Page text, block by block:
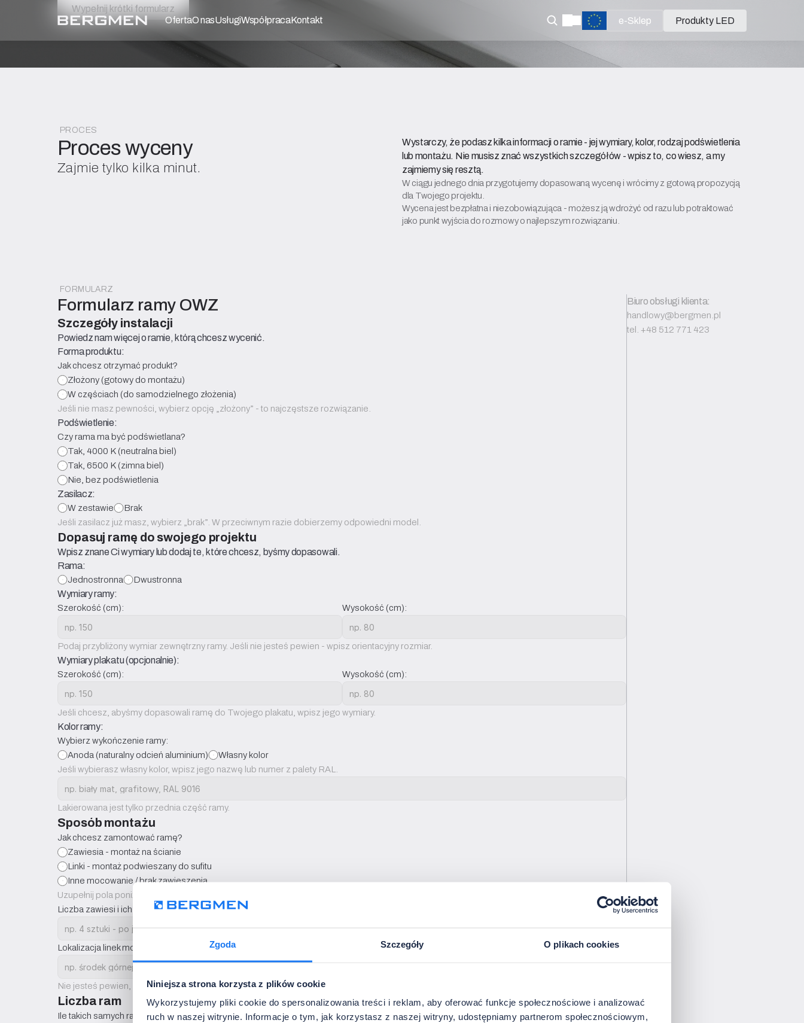
Zgoda Szczegóły O plikach cookies
Niniejsza strona korzysta z plików cookie
Wykorzystujemy pliki cookie do spersonalizowania treści i reklam, aby oferować funkcje społecznościowe i analizować
ruch w naszej witrynie. Informacje o tym, jak korzystasz z naszej witryny, udostępniamy partnerom społecznościowym,
Wypełnij krótki formularz
PROCES
Proces wyceny
Zajmie tylko kilka minut.
Wystarczy, że podasz kilka informacji o ramie - jej wymiary, kolor, rodzaj podświetlenia
lub montażu. Nie musisz znać wszystkich szczegółów - wpisz to, co wiesz, a my
zajmiemy się resztą.
W ciągu jednego dnia przygotujemy dopasowaną wycenę i wrócimy z gotową propozycją
dla Twojego projektu.
Wycena jest bezpłatna i niezobowiązująca - możesz ją wdrożyć od razu lub potraktować
jako punkt wyjścia do rozmowy o najlepszym rozwiązaniu.
FORMULARZ
Formularz ramy OWZ
Szczegóły instalacji
Powiedz nam więcej o ramie, którą chcesz wycenić.
Forma produktu:
Jak chcesz otrzymać produkt?
Złożony (gotowy do montażu)
W częściach (do samodzielnego złożenia)
Jeśli nie masz pewności, wybierz opcję „złożony” - to najczęstsze rozwiązanie.
Podświetlenie:
Czy rama ma być podświetlana?
Tak, 4000 K (neutralna biel)
Tak, 6500 K (zimna biel)
Nie, bez podświetlenia
Zasilacz:
W zestawie
Brak
Jeśli zasilacz już masz, wybierz „brak”. W przeciwnym razie dobierzemy odpowiedni model.
Dopasuj ramę do swojego projektu
Wpisz znane Ci wymiary lub dodaj te, które chcesz, byśmy dopasowali.
Rama:
Jednostronna Dwustronna
Wymiary ramy:
Szerokość (cm): Wysokość (cm):
Podaj przybliżony wymiar zewnętrzny ramy. Jeśli nie jesteś pewien - wpisz orientacyjny rozmiar.
Wymiary plakatu (opcjonalnie):
Szerokość (cm): Wysokość (cm):
Jeśli chcesz, abyśmy dopasowali ramę do Twojego plakatu, wpisz jego wymiary.
Kolor ramy:
Wybierz wykończenie ramy:
Anoda (naturalny odcień aluminium)
Własny kolor
Jeśli wybierasz własny kolor, wpisz jego nazwę lub numer z palety RAL.
Lakierowana jest tylko przednia część ramy.
Sposób montażu
Jak chcesz zamontować ramę?
Zawiesia - montaż na ścianie
Linki - montaż podwieszany do sufitu
Inne mocowanie / brak zawieszenia
Uzupełnij pola poniżej tylko, jeśli wybrałeś opcję zawiesia lub linki.
Liczba zawiesi i ich rozmieszczenie:
Lokalizacja linek montażowych:
Nie jesteś pewien, która opcja będzie najlepsza? Zostaw pola puste - pomożemy dobrać odpowiednie rozwiązanie.
Liczba ram
Ile takich samych ram chcesz wycenić?
Biuro obsługi klienta:
handlowy@bergmen.pl
tel. +48 512 771 423
OfertaO nasUsługiWspółpracaKontakt e-Sklep Produkty LED